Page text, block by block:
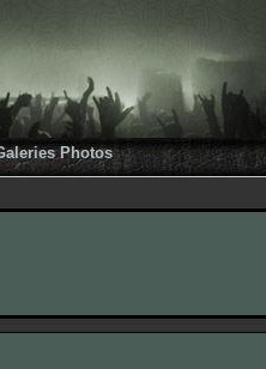
Photos